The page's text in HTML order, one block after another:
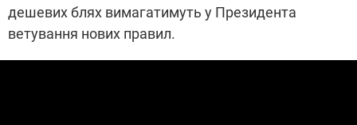
дешевих блях вимагатимуть у Президента
ветування нових правил.